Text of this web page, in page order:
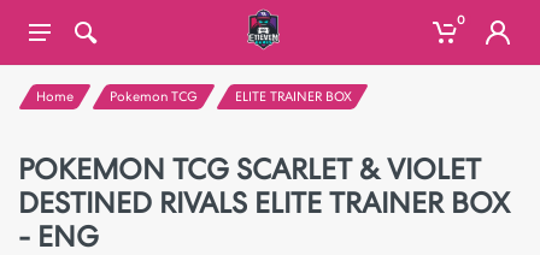
0
Home Pokemon TCG ELITE TRAINER BOX
POKEMON TCG SCARLET & VIOLET
DESTINED RIVALS ELITE TRAINER BOX
- ENG